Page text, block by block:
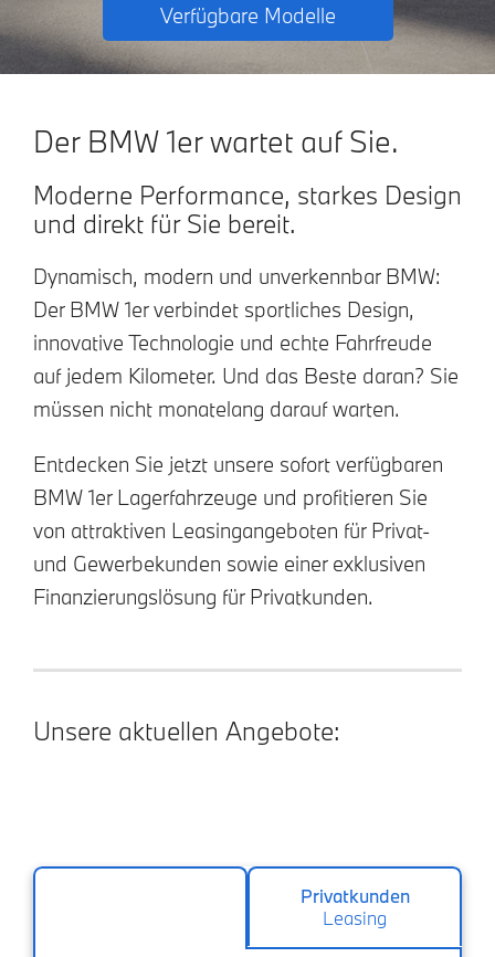
Verfügbare Modelle
Der BMW 1er wartet auf Sie.
Moderne Performance, starkes Design
und direkt für Sie bereit.
Dynamisch, modern und unverkennbar BMW:
Der BMW 1er verbindet sportliches Design,
innovative Technologie und echte Fahrfreude
auf jedem Kilometer. Und das Beste daran? Sie
müssen nicht monatelang darauf warten.
Entdecken Sie jetzt unsere sofort verfügbaren
BMW 1er Lagerfahrzeuge und profitieren Sie
von attraktiven Leasingangeboten für Privat-
und Gewerbekunden sowie einer exklusiven
Finanzierungslösung für Privatkunden.
Unsere aktuellen Angebote:
Privatkunden
Leasing